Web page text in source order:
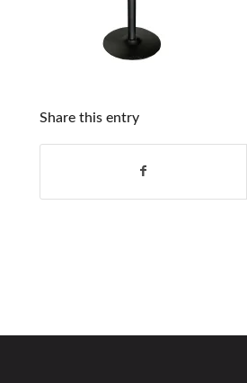
Share this entry